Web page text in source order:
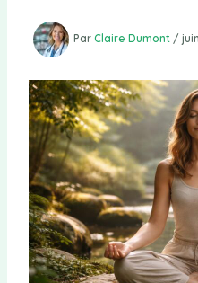
Par Claire Dumont /